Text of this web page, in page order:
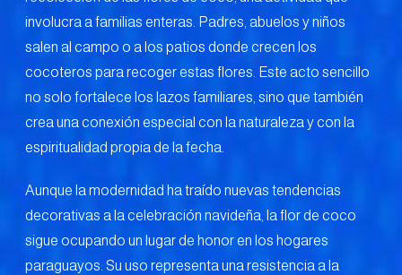
involucra a familias enteras. Padres, abuelos y niños
salen al campo o a los patios donde crecen los
cocoteros para recoger estas flores. Este acto sencillo
no solo fortalece los lazos familiares, sino que también
crea una conexión especial con la naturaleza y con la
espiritualidad propia de la fecha.
Aunque la modernidad ha traído nuevas tendencias
decorativas a la celebración navideña, la flor de coco
sigue ocupando un lugar de honor en los hogares
paraguayos. Su uso representa una resistencia a la